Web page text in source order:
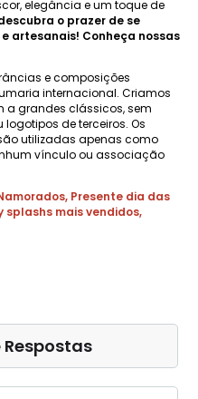
elegância e um toque de
o prazer de se
artesanais! Conheça nossas
e composições
internacional. Criamos
a grandes clássicos, sem
de terceiros. Os
utilizadas apenas como
vínculo ou associação
, Presente dia das
splashs mais vendidos,